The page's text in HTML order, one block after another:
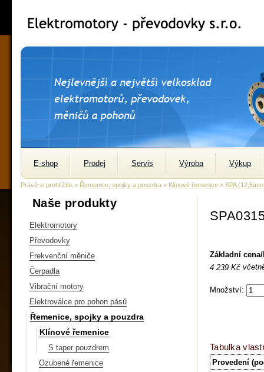
E-shop Prodej Servis Výroba Výkup
Právě si prohlížíte » Řemenice, spojky a pouzdra » Klínové řemenice » SPA
Naše produkty
Elektromotory
Převodovky
Frekvenční měniče
Čerpadla
Vibrační motory
Elektroválce pro pohon pásů
Řemenice, spojky a pouzdra
Klínové řemenice
S taper pouzdrem
Ozubené řemenice
Základní
4 239 Kč
Množství:
Tabulka
Provedení